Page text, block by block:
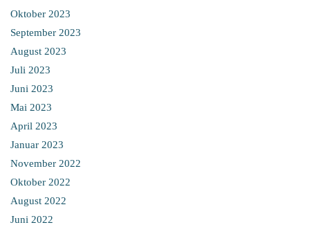
Oktober 2023
September 2023
August 2023
Juli 2023
Juni 2023
Mai 2023
April 2023
Januar 2023
November 2022
Oktober 2022
August 2022
Juni 2022